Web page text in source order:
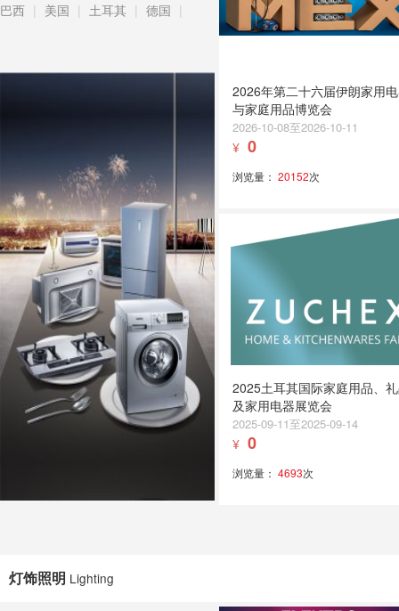
巴西 | 美国 | 土耳其 | 德国 |
2026年第二十六届伊朗家用
与家庭用品博览会
2026-10-08至2026-10-11
¥ 0
浏览量： 20152次
2025土耳其国际家庭用品、
及家用电器展览会
2025-09-11至2025-09-14
¥ 0
浏览量： 4693次
灯饰照明 Lighting